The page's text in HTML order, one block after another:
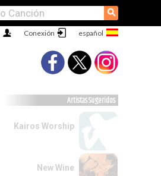
⚲
Conexión
Artistas Sugeridos
Kairos Worship
New Wine